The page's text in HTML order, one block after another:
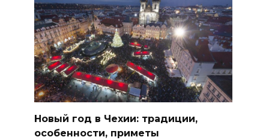
Новый год в Чехии: традиции,
особенности, приметы